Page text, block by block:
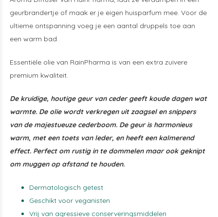
geurbrandertje of maak er je eigen huisparfum mee. Voor de
ultieme ontspanning voeg je een aantal druppels toe aan
een warm bad.
Essentiële olie van RainPharma is van een extra zuivere
premium kwaliteit.
De kruidige, houtige geur van ceder geeft koude dagen wat
warmte. De olie wordt verkregen uit zaagsel en snippers
van de majestueuze cederboom. De geur is harmonieus
warm, met een toets van leder, en heeft een kalmerend
effect. Perfect om rustig in te dommelen maar ook geknipt
om muggen op afstand te houden.
Dermatologisch getest
Geschikt voor veganisten
Vrij van agressieve conserveringsmiddelen